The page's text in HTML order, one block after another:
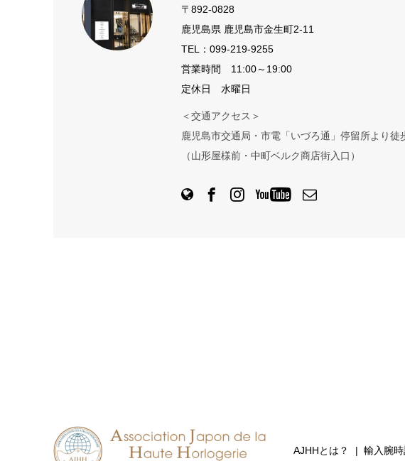
〒892-0828
鹿児島県 鹿児島市金生町2-11
TEL： 099-219-9255
営業時間 11:00～19:00
定休日 水曜日
＜交通アクセス＞
鹿児島市交通局・市電「いづろ通」停留所より徒
（山形屋様前・中町ベルク商店街入口）
AJHHとは？ 輸入腕